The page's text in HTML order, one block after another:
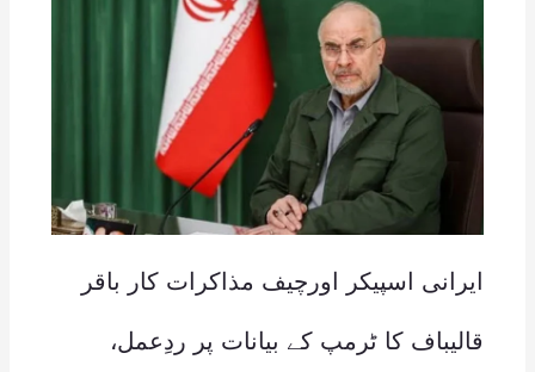
ایرانی اسپیکر اورچیف مذاکرات کار باقر
قالیباف کا ٹرمپ کے بیانات پر ردِعمل،